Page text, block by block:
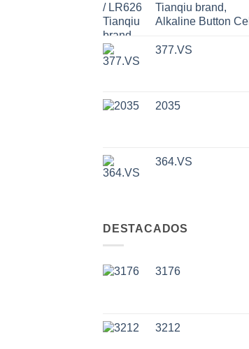
Tianqiu brand,
Alkaline Button Cell
377.VS
2035
364.VS
DESTACADOS
3176
3212